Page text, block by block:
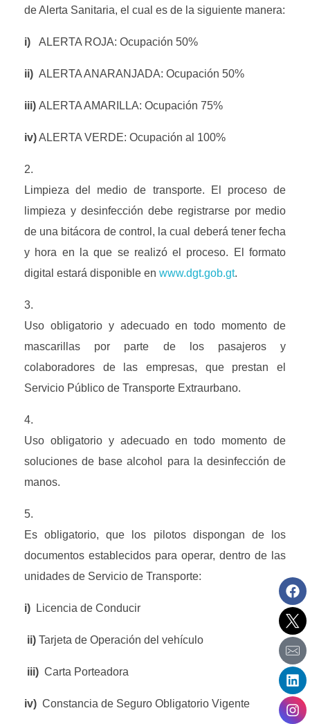
de Alerta Sanitaria, el cual es de la siguiente manera:
i) ALERTA ROJA: Ocupación 50%
ii) ALERTA ANARANJADA: Ocupación 50%
iii) ALERTA AMARILLA: Ocupación 75%
iv) ALERTA VERDE: Ocupación al 100%
Limpieza del medio de transporte. El proceso de
limpieza y desinfección debe registrarse por medio
de una bitácora de control, la cual deberá tener fecha
y hora en la que se realizó el proceso. El formato
digital estará disponible en www.dgt.gob.gt.
Uso obligatorio y adecuado en todo momento de
mascarillas por parte de los pasajeros y
colaboradores de las empresas, que prestan el
Servicio Público de Transporte Extraurbano.
Uso obligatorio y adecuado en todo momento de
soluciones de base alcohol para la desinfección de
manos.
Es obligatorio, que los pilotos dispongan de los
documentos establecidos para operar, dentro de las
unidades de Servicio de Transporte:
i) Licencia de Conducir
ii) Tarjeta de Operación del vehículo
iii) Carta Porteadora
iv) Constancia de Seguro Obligatorio Vigente